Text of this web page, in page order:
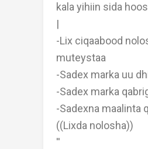
kala yihiin sida
|
-Lix ciqaabood
muteystaa
-Sadex marka uu
-Sadex marka
-Sadexna maalinta
((Lixda nolosha))
''